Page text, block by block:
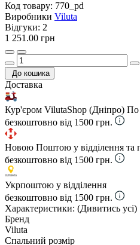
Код товару: 770_pd
Виробники Viluta
Відгуки: 2
1 251.00 грн
До кошика
Доставка
Кур'єром VilutaShop (Дніпро) По
безкоштовно від 1500 грн.
Новою Поштою у відділення та
безкоштовно від 1500 грн.
Укрпоштою у відділення
безкоштовно від 1500 грн.
Характеристики: (Дивитись усі)
Бренд
Viluta
Спальний розмір